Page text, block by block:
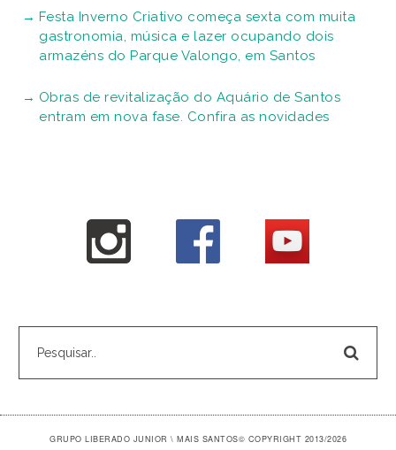
Festa Inverno Criativo começa sexta com muita
gastronomia, música e lazer ocupando dois
armazéns do Parque Valongo, em Santos
Obras de revitalização do Aquário de Santos
entram em nova fase. Confira as novidades
GRUPO LIBERADO JUNIOR \ MAIS SANTOS© COPYRIGHT 2013/2026